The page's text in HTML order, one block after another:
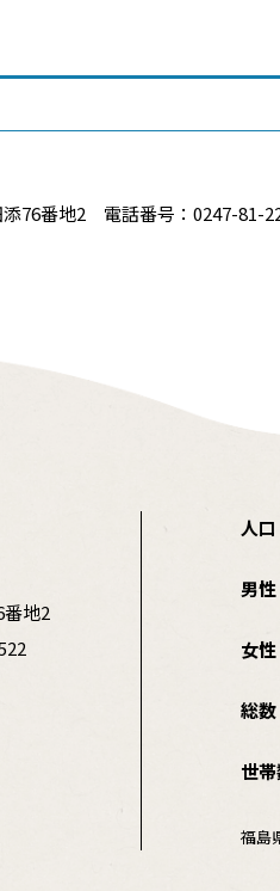
添76番地2 電話番号：0247-81-
番地2
人
男性
女性
総数
世
福島